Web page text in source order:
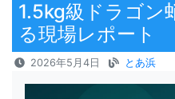
1.5kg級ドラゴン
る現場レポート
2026年5月4日 とあ浜